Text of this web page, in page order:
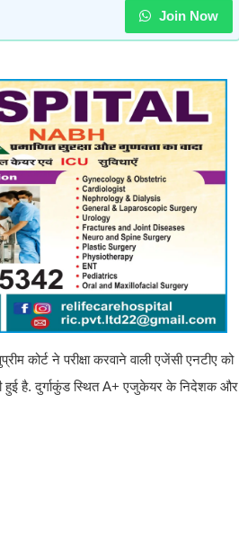
Join Now
कोर्ट ने परीक्षा करवाने वाली एजेंसी एनटीए को
हुई है. दुर्गाकुंड स्थित A+ एजुकेयर के निदेशक और